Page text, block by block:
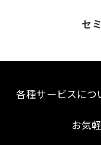
セ
各種サービスにつ
お気